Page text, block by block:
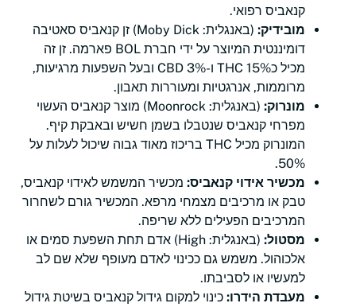
קנאביס רפואי.
מובידיק:
(באנגלית: Moby Dick) זן קנאביס סאטיבה
דומיננטית המיוצר על ידי חברת BOL פארמה. זן זה
מכיל כ15% THC ו-3% CBD ובעל השפעות מרגיעות,
מרוממות, אנרגטיות ומעוררות תאבון.
מונרוק:
(באנגלית: Moonrock) מוצר קנאביס העשוי
מפרחי קנאביס שנטבלו בשמן חשיש ובאבקת קיף.
המונרוק מכיל THC בריכוז מאוד גבוה שיכול לעלות על
50%.
מכשיר אידוי קנאביס: מכשיר המשמש לאידוי קנאביס,
טבק או מרכיבים מצמחי מרפא. המכשיר גורם לשחרור
המרכיבים הפעילים ללא שריפה.
מסטול:
(באנגלית: High) אדם תחת השפעת סמים או
אלכוהול. משמש גם ככינוי לאדם מעופף שלא שם לב
למעשיו או לסביבתו.
מעבדת הידרו: כינוי למקום גידול קנאביס בשיטת גידול